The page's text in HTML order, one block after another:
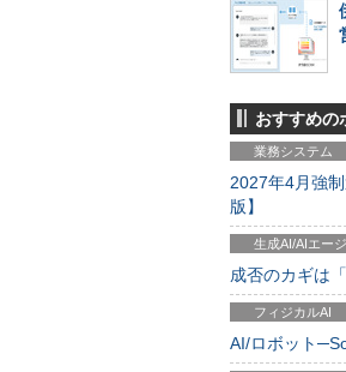
おすすめの
業務システム
2027年4月強
版】
生成AI/AIエー
成否のカギは
フィジカルAI
AI/ロボット